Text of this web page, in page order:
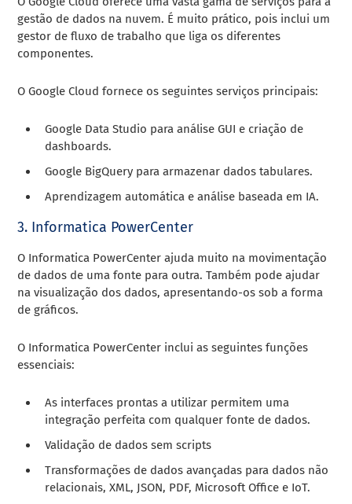
gestão de dados na nuvem. É muito prático, pois inclui um
gestor de fluxo de trabalho que liga os diferentes
componentes.
O Google Cloud fornece os seguintes serviços principais:
Google Data Studio para análise GUI e criação de
dashboards.
Google BigQuery para armazenar dados tabulares.
Aprendizagem automática e análise baseada em IA.
3. Informatica PowerCenter
O Informatica PowerCenter ajuda muito na movimentação
de dados de uma fonte para outra. Também pode ajudar
na visualização dos dados, apresentando-os sob a forma
de gráficos.
O Informatica PowerCenter inclui as seguintes funções
essenciais:
As interfaces prontas a utilizar permitem uma
integração perfeita com qualquer fonte de dados.
Validação de dados sem scripts
Transformações de dados avançadas para dados não
relacionais, XML, JSON, PDF, Microsoft Office e IoT.